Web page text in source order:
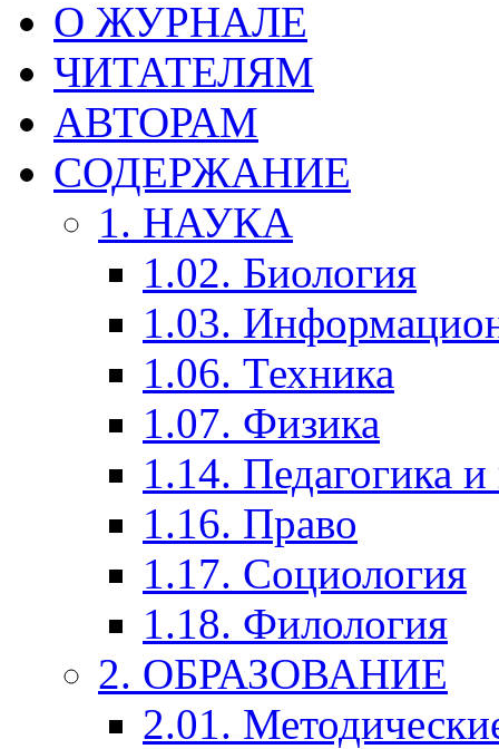
О ЖУРНАЛЕ
ЧИТАТЕЛЯМ
АВТОРАМ
СОДЕРЖАНИЕ
1. НАУКА
1.02. Биология
1.03.
1.06. Техника
1.07. Физика
1.14. Педагогика
1.16. Право
1.17. Социология
1.18. Филология
2. ОБРАЗОВАНИЕ
2.01.